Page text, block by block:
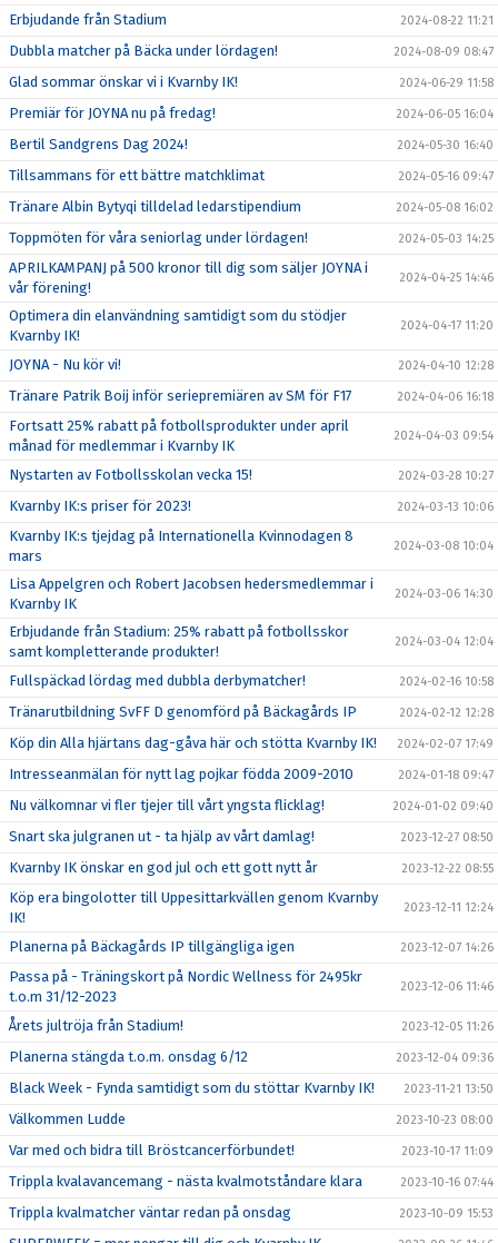
Erbjudande från Stadium 2024-08-22 11:21
Dubbla matcher på Bäcka under lördagen! 2024-08-09 08:47
Glad sommar önskar vi i Kvarnby IK! 2024-06-29 11:58
Premiär för JOYNA nu på fredag! 2024-06-05 16:04
Bertil Sandgrens Dag 2024! 2024-05-30 16:40
Tillsammans för ett bättre matchklimat 2024-05-16 09:47
Tränare Albin Bytyqi tilldelad ledarstipendium 2024-05-08 16:02
Toppmöten för våra seniorlag under lördagen! 2024-05-03 14:25
APRILKAMPANJ på 500 kronor till dig som säljer JOYNA i
vår förening!
2024-04-25 14:46
Optimera din elanvändning samtidigt som du stödjer
Kvarnby IK!
2024-04-17 11:20
JOYNA - Nu kör vi! 2024-04-10 12:28
Tränare Patrik Boij inför seriepremiären av SM för F17 2024-04-06 16:18
Fortsatt 25% rabatt på fotbollsprodukter under april
månad för medlemmar i Kvarnby IK
2024-04-03 09:54
Nystarten av Fotbollsskolan vecka 15! 2024-03-28 10:27
Kvarnby IK:s priser för 2023! 2024-03-13 10:06
Kvarnby IK:s tjejdag på Internationella Kvinnodagen 8
mars
2024-03-08 10:04
Lisa Appelgren och Robert Jacobsen hedersmedlemmar i
Kvarnby IK
2024-03-06 14:30
Erbjudande från Stadium: 25% rabatt på fotbollsskor
samt kompletterande produkter!
2024-03-04 12:04
Fullspäckad lördag med dubbla derbymatcher! 2024-02-16 10:58
Tränarutbildning SvFF D genomförd på Bäckagårds IP 2024-02-12 12:28
Köp din Alla hjärtans dag-gåva här och stötta Kvarnby IK! 2024-02-07 17:49
Intresseanmälan för nytt lag pojkar födda 2009-2010 2024-01-18 09:47
Nu välkomnar vi fler tjejer till vårt yngsta flicklag! 2024-01-02 09:40
Snart ska julgranen ut - ta hjälp av vårt damlag! 2023-12-27 08:50
Kvarnby IK önskar en god jul och ett gott nytt år 2023-12-22 08:55
Köp era bingolotter till Uppesittarkvällen genom Kvarnby
IK!
2023-12-11 12:24
Planerna på Bäckagårds IP tillgängliga igen 2023-12-07 14:26
Passa på - Träningskort på Nordic Wellness för 2495kr
t.o.m 31/12-2023
2023-12-06 11:46
Årets jultröja från Stadium! 2023-12-05 11:26
Planerna stängda t.o.m. onsdag 6/12 2023-12-04 09:36
Black Week - Fynda samtidigt som du stöttar Kvarnby IK! 2023-11-21 13:50
Välkommen Ludde 2023-10-23 08:00
Var med och bidra till Bröstcancerförbundet! 2023-10-17 11:09
Trippla kvalavancemang - nästa kvalmotståndare klara 2023-10-16 07:44
Trippla kvalmatcher väntar redan på onsdag 2023-10-09 15:53